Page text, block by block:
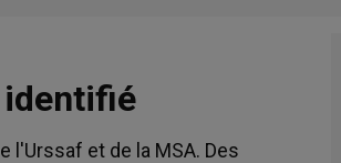
identifié
l'Urssaf et de la MSA. Des